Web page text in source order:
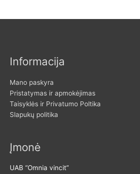
Informacija
Mano paskyra
Pristatymas ir apmokėjimas
Taisyklės ir Privatumo Poltika
Slapukų politika
Įmonė
UAB “Omnia vincit”